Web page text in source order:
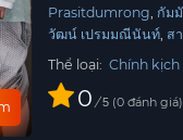
Prasitdumrong กัม
วัฒน์ เปรมมณีนันท์ ส
Thể loại: Chính kịch
0 / 5 0 đánh giá